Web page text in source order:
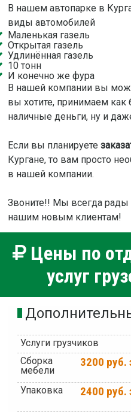
В нашем автопарке в
виды автомобилей
Маленькая газель
Открытая газель
Удлинённая газель
10 тонн
И конечно же фура
В нашей компании вы
вы хотите, принимаем как
наличные деньги, ну и
Если вы планируете
Кургане, то вам просто
в нашей компании.
Звоните!! Мы всегда рады
нашим новым клиентам!
Цены по
услуг
Услуги грузчиков
Сборка
мебели
3200 руб.
Упаковка
2400 руб.